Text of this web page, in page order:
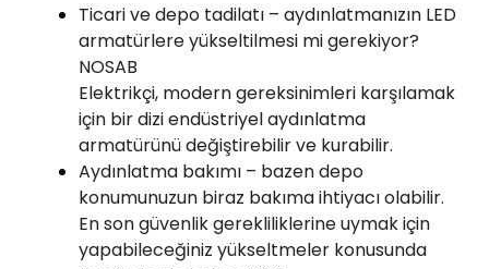
Ticari ve depo tadilatı – aydınlatmanızın LED
armatürlere yükseltilmesi mi gerekiyor?
NOSAB
Elektrikçi, modern gereksinimleri karşılamak
için bir dizi endüstriyel aydınlatma
armatürünü değiştirebilir ve kurabilir.
Aydınlatma bakımı – bazen depo
konumunuzun biraz bakıma ihtiyacı olabilir.
En son güvenlik gerekliliklerine uymak için
yapabileceğiniz yükseltmeler konusunda